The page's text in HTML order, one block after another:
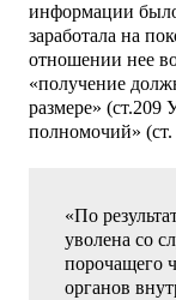
информации
заработала на
отношении нее
«получение
размере»
полномочий»
«По
уволена со
порочащего
органов